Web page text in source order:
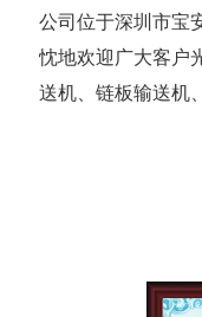
公司位于深圳市宝
忱地欢迎广大客户
送机、链板输送机